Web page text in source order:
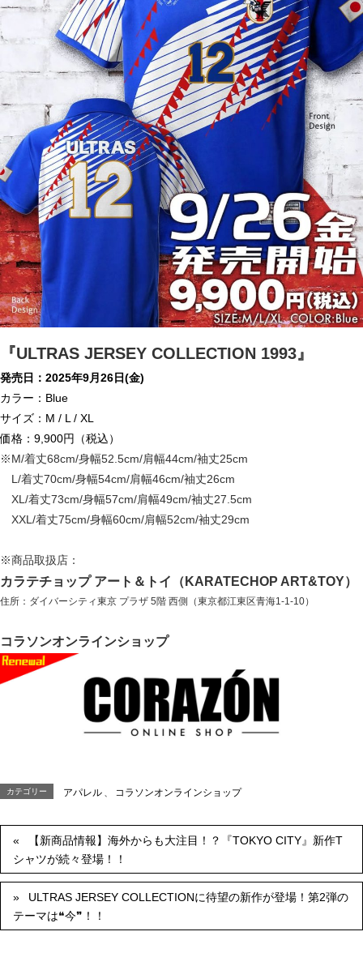
『ULTRAS JERSEY COLLECTION 1993』
発売日：2025年9月26日(金)
カラー：Blue
サイズ：M / L / XL
価格：9,900円（税込）
※M/着丈68cm/身幅52.5cm/肩幅44cm/袖丈25cm
L/着丈70cm/身幅54cm/肩幅46cm/袖丈26cm
XL/着丈73cm/身幅57cm/肩幅49cm/袖丈27.5cm
XXL/着丈75cm/身幅60cm/肩幅52cm/袖丈29cm
※商品取扱店：
カラテチョップ アート＆トイ（KARATECHOP ART&TOY）
住所：ダイバーシティ東京 プラザ 5階 西側（東京都江東区青海1-1-10）
コラソンオンラインショップ
カテゴリー アパレル 、 コラソンオンラインショップ
【新商品情報】海外からも大注目！？『TOKYO CITY』新作T
シャツが続々登場！！
ULTRAS JERSEY COLLECTIONに待望の新作が登場！第2弾の
テーマは❝今❞！！